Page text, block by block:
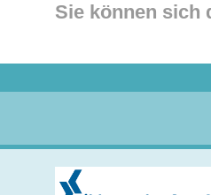
Sie können sich